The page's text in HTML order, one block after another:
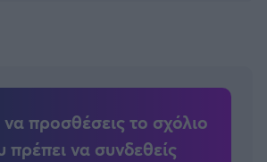
να προσθέσεις το σχόλιο
πρέπει να συνδεθείς